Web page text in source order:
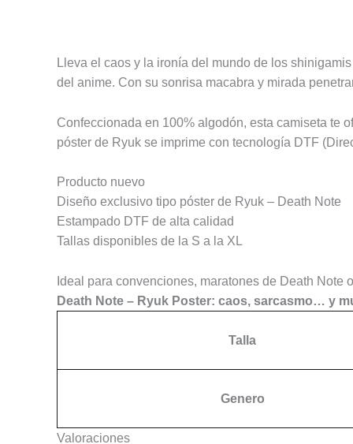
Lleva el caos y la ironía del mundo de los
del anime. Con su sonrisa macabra y mirada
Confeccionada en 100% algodón, esta camiseta te
póster de Ryuk se imprime con tecnología DTF
Producto nuevo
Diseño exclusivo tipo póster de Ryuk – Death Note
Estampado DTF de alta calidad
Tallas disponibles de la S a la XL
Ideal para convenciones, maratones de Death
Death Note – Ryuk Poster: caos, sarcasmo… y
Talla
Genero
Valoraciones